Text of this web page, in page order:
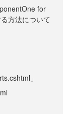
for
方法について
」